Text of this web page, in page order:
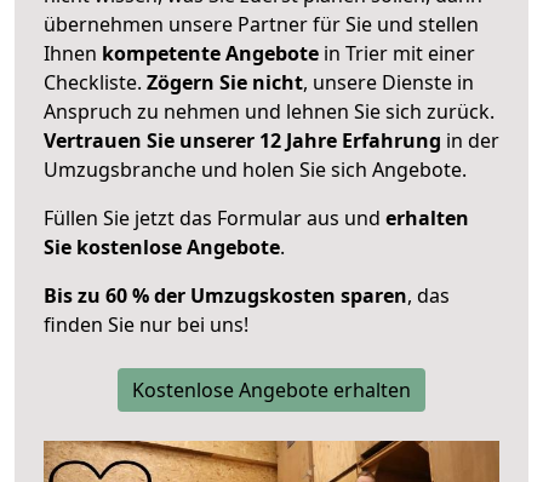
übernehmen unsere Partner für Sie und stellen
Ihnen kompetente Angebote in Trier mit einer
Checkliste. Zögern Sie nicht, unsere Dienste in
Anspruch zu nehmen und lehnen Sie sich zurück.
Vertrauen Sie unserer 12 Jahre Erfahrung in der
Umzugsbranche und holen Sie sich Angebote.
Füllen Sie jetzt das Formular aus und erhalten
Sie kostenlose Angebote.
Bis zu 60 % der Umzugskosten sparen, das
finden Sie nur bei uns!
Kostenlose Angebote erhalten